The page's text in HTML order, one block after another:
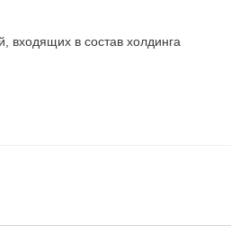
в состав холдинга